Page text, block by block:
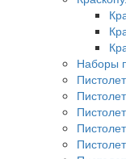
Наборы